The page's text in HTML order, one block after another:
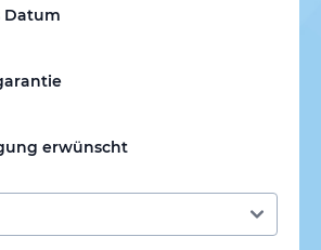
Datum
erwünscht